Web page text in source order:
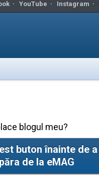
· YouTube · Instagram ·
blogul meu?
buton înainte de a
de la eMAG